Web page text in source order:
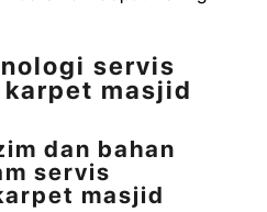
servis
masjid
dan bahan
servis
masjid